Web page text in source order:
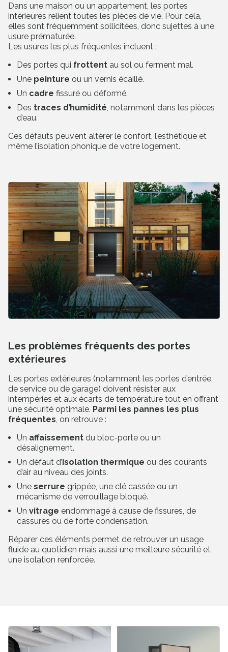
Dans une maison ou un appartement, les portes
intérieures relient toutes les pièces de vie. Pour cela,
elles sont fréquemment sollicitées, donc sujettes à une
usure prématurée.
Les usures les plus fréquentes incluent :
Des portes qui frottent au sol ou ferment mal.
Une peinture ou un vernis écaillé.
Un cadre fissuré ou déformé.
Des traces d’humidité , notamment dans les pièces
d’eau.
Ces défauts peuvent altérer le confort, l’esthétique et
même l’isolation phonique de votre logement.
Les problèmes fréquents des portes
extérieures
Les portes extérieures (notamment les portes d’entrée,
de service ou de garage) doivent résister aux
intempéries et aux écarts de température tout en offrant
une sécurité optimale. Parmi les pannes les plus
fréquentes , on retrouve :
Un affaissement du bloc-porte ou un
désalignement.
Un défaut d’isolation thermique ou des courants
d’air au niveau des joints.
Une serrure grippée, une clé cassée ou un
mécanisme de verrouillage bloqué.
Un vitrage endommagé à cause de fissures, de
cassures ou de forte condensation.
Réparer ces éléments permet de retrouver un usage
fluide au quotidien mais aussi une meilleure sécurité et
une isolation renforcée.